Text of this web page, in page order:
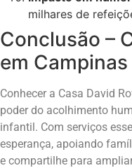
milhares de
Conclusão –
em Campinas
Conhecer a Casa David
poder do acolhimento
infantil. Com serviços
esperança, apoiando
e compartilhe para